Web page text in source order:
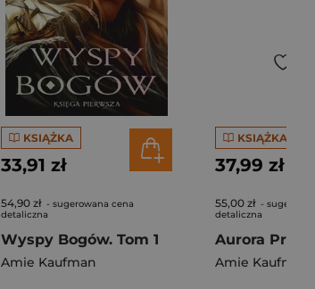
KSIĄŻKA
33,91 zł
54,90 zł - sugerowana cena
detaliczna
Wyspy Bogów. Tom 1
Amie Kaufman
KSIĄŻKA
37,99 zł
55,00 zł -
detaliczna
Amie Kaufman